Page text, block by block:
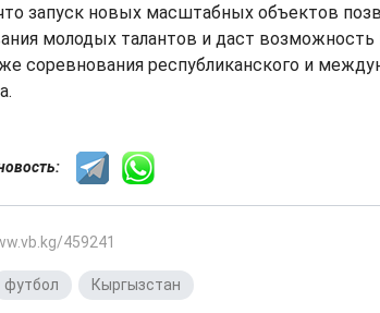
запуск новых масштабных объектов
молодых талантов и даст
соревнования республиканского и
459241
футбол Кыргызстан